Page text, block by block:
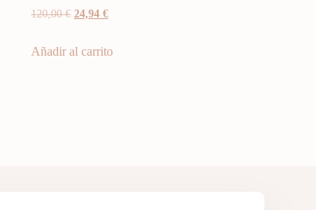
120,00€ 24,94€
Añadir al carrito